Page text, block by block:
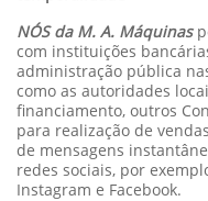
NÓS da M. A. Máquinas
com instituições
administração pública
como as autoridades
financiamento, outros
para realização de
de mensagens
redes sociais, por
Instagram e Facebook.